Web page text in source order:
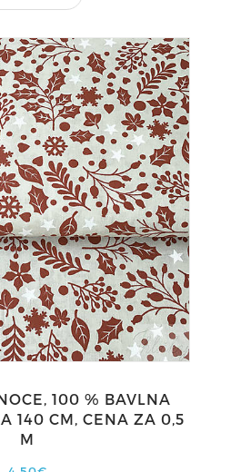
100 % BAVLNA
140 CM, CENA ZA 0,5
M